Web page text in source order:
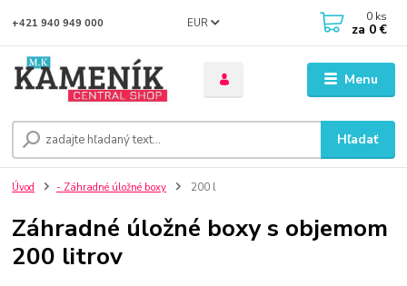
Menu
EUR
Hľadať
+421 940 949 000 0 ks
za 0 €
Úvod - Záhradné úložné boxy 200 l
Záhradné úložné boxy s objemom
200 litrov